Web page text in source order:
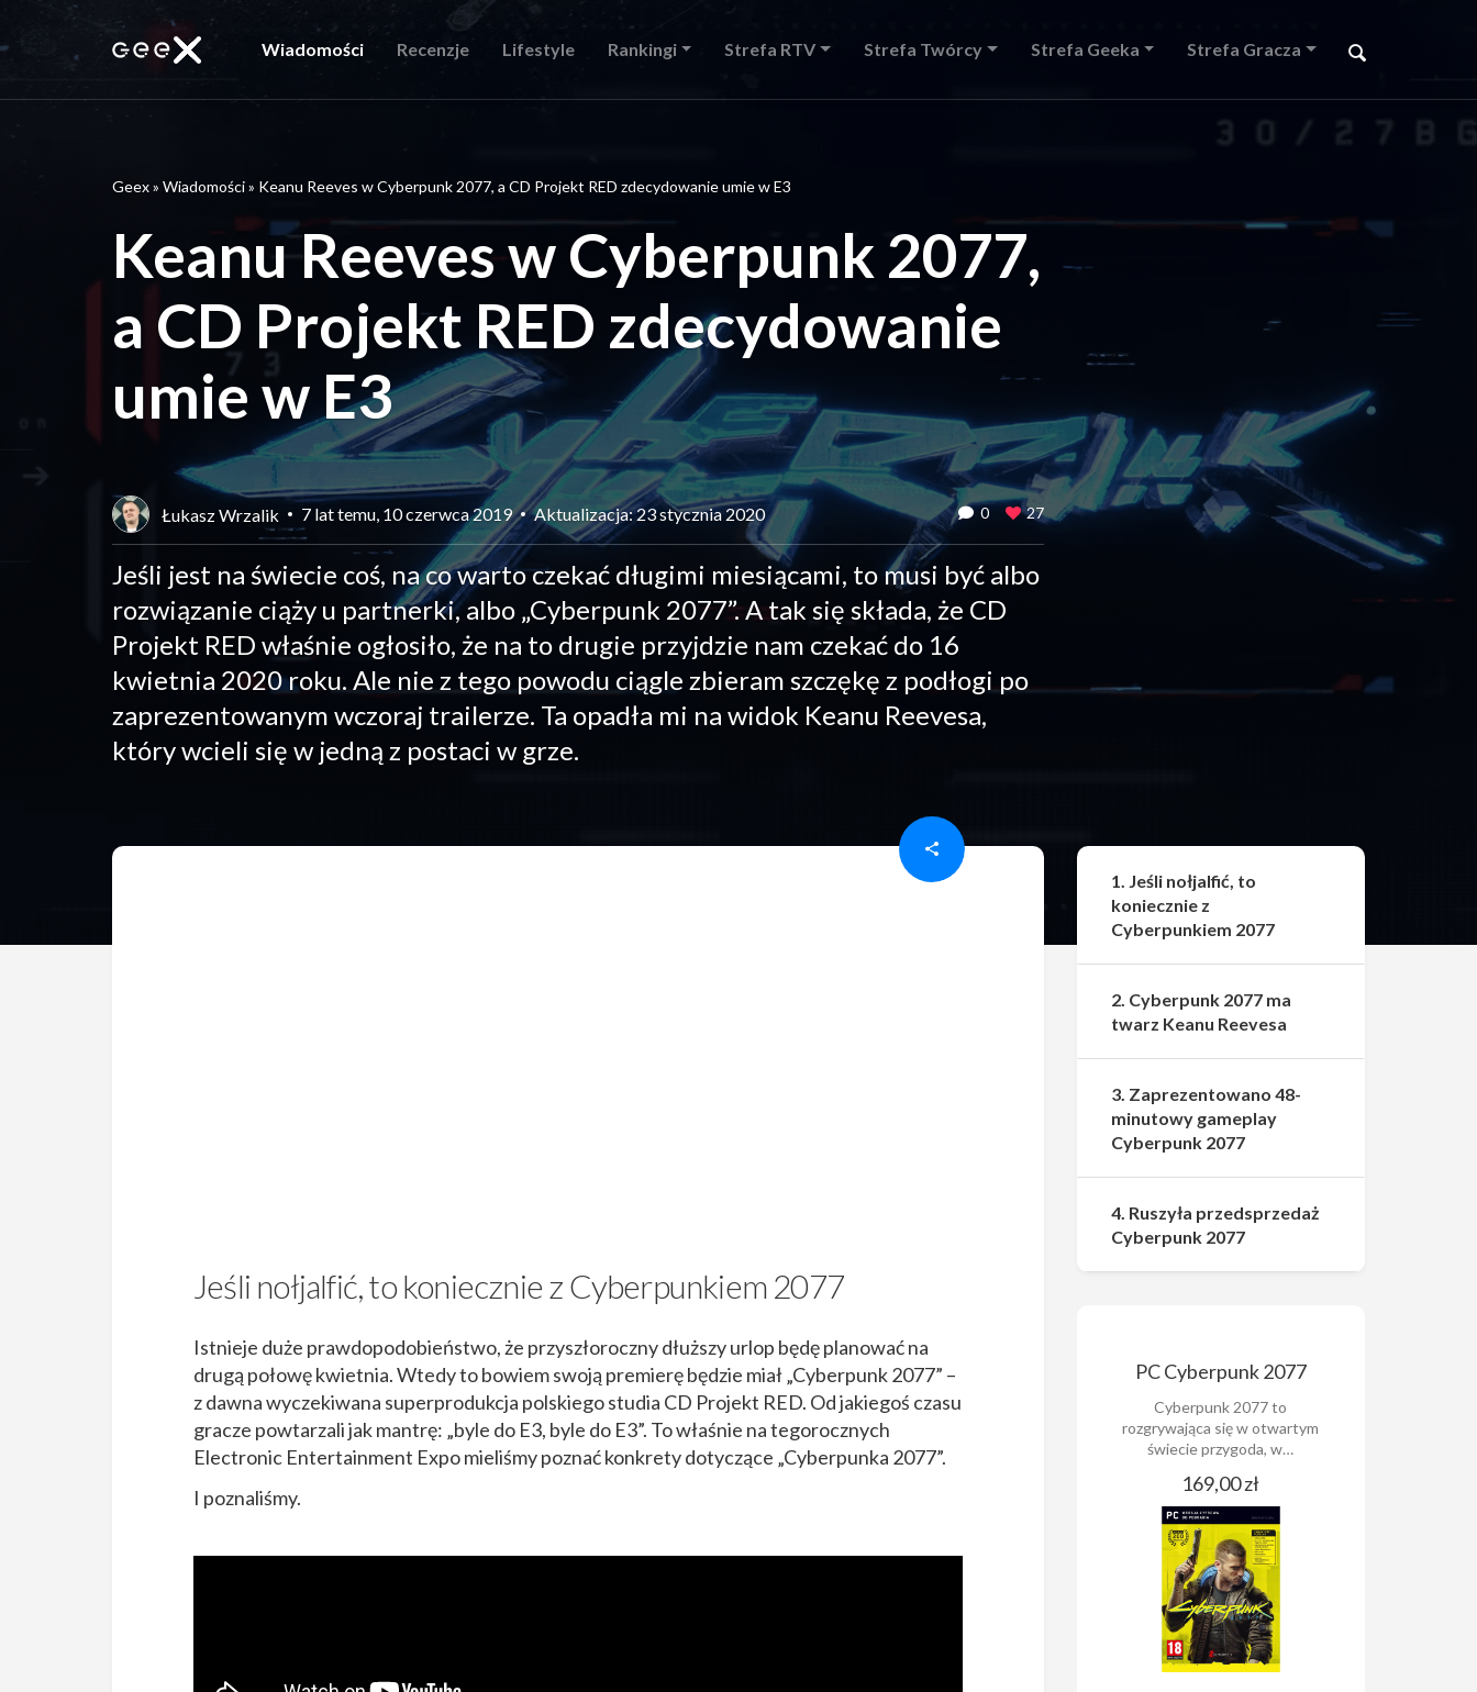
Wiadomości Recenzje Lifestyle Rankingi Strefa RTV Strefa Twórcy Strefa Geeka Strefa Gracza
Geex» Wiadomości» Keanu Reeves w Cyberpunk 2077, a CD Projekt RED zdecydowanie umie w E3
Keanu Reeves w Cyberpunk 2077,
a CD Projekt RED zdecydowanie
umie w E3
Łukasz Wrzalik 7 lat temu, 10 czerwca 2019 Aktualizacja: 23 stycznia 2020 0 27
Jeśli jest na świecie coś, na co warto czekać długimi miesiącami, to musi być albo
rozwiązanie ciąży u partnerki, albo „Cyberpunk 2077”. A tak się składa, że CD
Projekt RED właśnie ogłosiło, że na to drugie przyjdzie nam czekać do 16
kwietnia 2020 roku. Ale nie z tego powodu ciągle zbieram szczękę z podłogi po
zaprezentowanym wczoraj trailerze. Ta opadła mi na widok Keanu Reevesa,
który wcieli się w jedną z postaci w grze.
Jeśli nołjalfić, to koniecznie z Cyberpunkiem 2077
Istnieje duże prawdopodobieństwo, że przyszłoroczny dłuższy urlop będę planować na
drugą połowę kwietnia. Wtedy to bowiem swoją premierę będzie miał „Cyberpunk 2077” –
z dawna wyczekiwana superprodukcja polskiego studia CD Projekt RED. Od jakiegoś czasu
gracze powtarzali jak mantrę: „byle do E3, byle do E3”. To właśnie na tegorocznych
Electronic Entertainment Expo mieliśmy poznać konkrety dotyczące „Cyberpunka 2077”.
I poznaliśmy.
1. Jeśli nołjalfić, to
koniecznie z
Cyberpunkiem 2077
2. Cyberpunk 2077 ma
twarz Keanu Reevesa
3. Zaprezentowano 48-
minutowy gameplay
Cyberpunk 2077
4. Ruszyła przedsprzedaż
Cyberpunk 2077
PC Cyberpunk 2077
Cyberpunk 2077 to
rozgrywająca się w otwartym
świecie przygoda, w…
169,00 zł